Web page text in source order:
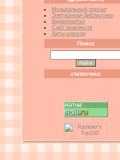
Музыкальный портал
Элетронная библиотека
Видеопортал
Сайт знакомств
Хиты шансон
Поиск
статистика